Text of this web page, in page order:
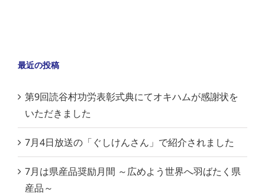
最近の投稿
第9回読谷村功労表彰式典にてオキハムが感謝状を
いただきました
7月4日放送の「ぐしけんさん」で紹介されました
7月は県産品奨励月間 ～広めよう世界へ羽ばたく県
産品～